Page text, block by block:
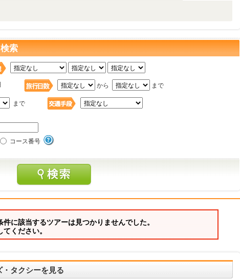
索
から まで
まで
コース番号
に該当するツアーは見つかりませんでした。
ください。
タクシーを見る